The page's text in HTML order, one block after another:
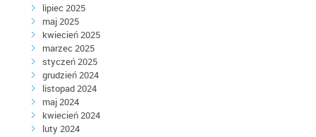
lipiec 2025
maj 2025
kwiecień 2025
marzec 2025
styczeń 2025
grudzień 2024
listopad 2024
maj 2024
kwiecień 2024
luty 2024